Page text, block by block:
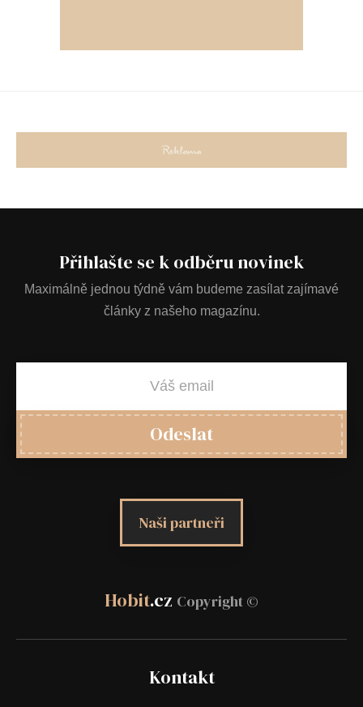
Přihlašte se k odběru novinek
Maximálně jednou týdně vám budeme zasílat zajímavé
články z našeho magazínu.
Odeslat
Naši partneři
Hobit.cz Copyright ©
Kontakt